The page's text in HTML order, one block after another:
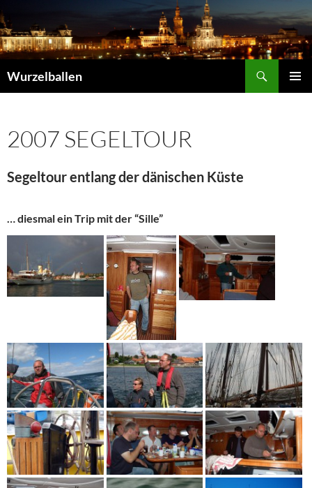
Inhalt
springen
Wurzelballen
2007 SEGELTOUR
Segeltour entlang der dänischen Küste
… diesmal ein Trip mit der “Sille”